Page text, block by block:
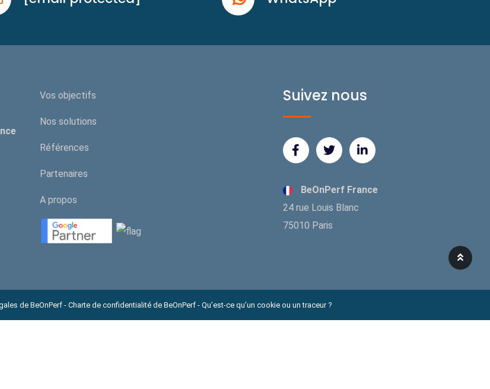
Vos objectifs
Nos solutions
Références
Partenaires
A propos
Suivez nous
BeOnPerf France
24 rue Louis Blanc
75010 Paris
de BeOnPerf Charte de confidentialité de BeOnPerf Qu’est-ce qu’un cookie ou un traceur ?